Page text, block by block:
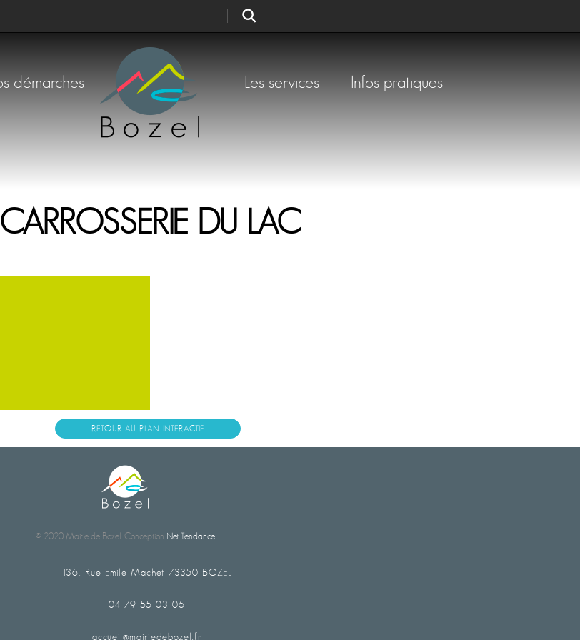
démarches Les services Infos pratiques
CARROSSERIE DU LAC
RETOUR AU PLAN INTERACTIF
© 2020 Mairie de Bozel. Conception Net Tendance
136, Rue Emile Machet 73350 BOZEL
04 79 55 03 06
accueil@mairiedebozel.fr